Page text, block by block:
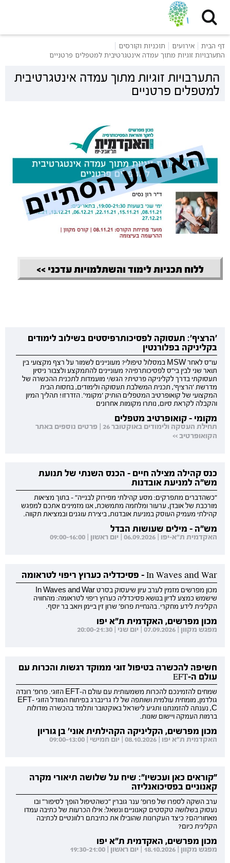
דף הבית אירועים
תוכניות וקורסים
התערבויות זוגיות מתוך עמדה אינטגרטיבית למטפלים פרטניים
התערבויות זוגיות מתוך עמדה אינטגרטיבית
למטפלים פרטניים
ללוח תכניות לימוד והשתלמויות עדכני >>
'הרציף': תעסוקה לפסיכותרפיסטים בשילוב לימודים
בקליניקה בפלורנטין
עו"ס לאחר MSW במסלול טיפולי? מעוניינים לשמור על רצף מקצועי בין
תואר שני לבין בי"ס לפסיכותרפיה? מעוניינים להתמקצע ולצבור ניסיון
תעסוקתי בדרך לקליניקה פרטית? הגש/י מועמדות לתכנית ההכשרה של
מדרשת 'הרציף', תכנית המשלבת תעסוקה ולימודים, בחסות הבית
המקצועי של קואופרטיב המטפלים הותיק 'מקומי'. הזדרזו! תהליך המיון
והקבלה לקראת סיום, נותרו מקומות אחרונים
מקומי - קואופרטיב מטפלים
תחילת העסקה ולימודים באוקטובר 26 | פרטים נוספים באתר
הקואופרטיב >>
כנס קהילה מצילה חיים - הכנס השנתי של תנועת
מש"ה למניעת אובדנות
"כשהדברים מתפרקים: מסע קהילתי מפירוק לבנייה" - בתוך מציאות
מורכבת של אובדן, ערעור ומלחמה מתמשכת, אנו מזמינים אתכם למפגש
קהילתי מעמיק העוסק במניעת אובדנות, ביצירת עוגנים ובמציאת תקווה.
מש"ה - מילים שעושות הבדל
האקדמית ת"א-יפו | 06.09.2026 | יום ראשון | 09:00-16:00
In Waves and War - פסיכדליה כערוץ ריפוי לטראומה
מכון מפרשים מזמין לערב עיון שיעסוק בסרט In Waves and War
שישמש כמצע לדיון בנושא פסיכדליה כערוץ ריפוי לטראומה: מהחוויה
הקלינית לידע מחקרי. בהנחיית פרופ' שרון זין ביימן ויואב בר יוסף.
מכון מפרשים, האקדמית ת"א יפו
מפגש מקוון | 07.09.2026 | יום שני | 20:00-21:30
חשיפה להכשרה בטיפול זוגי ממוקד רגשות והכרות עם
עולם ה-EFT
שמחים להזמינכם להכרות משמעותית עם עולם ה-EFT הזוגי. פרופ' רונדה
גולדמן, מומחית עולמית ושותפה של לז גרינברג בפיתוח המודל הזוגי EFT-
C, נענתה להזמנתנו ותגיע לישראל באוקטובר ותלמד בהכשרה מודולות
ברמות העמקה ויישום שונות.
מכון מפרשים, הקליניקה הקהילתית אוני' בן גוריון
האקדמית ת"א יפו | 08.10.2026 | יום חמישי | 09:00-13:00
"קוראים כאן ועכשיו": שיח על שלושה תיאורי מקרה
קאנוניים בפסיכואנליזה
ערב השקה לספרו של פרופ' ענר גוברין "כשהטיפול הופך לסיפור" ובו
נעסוק בשלושה טקסטים קאנוניים ונשאל: אילו הכרעות של כתיבה עמדו
מאחוריהם? כיצד העקרונות שהובילו את כתיבתם רלוונטיים לכתיבה
הקלינית כיום?
מכון מפרשים, האקדמית ת"א יפו
מפגש מקוון | 18.10.2026 | יום ראשון | 19:30-21:00